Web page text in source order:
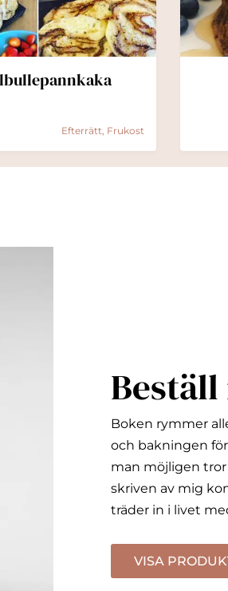
Efterrätt, Frukost
Boken rymmer
och bakningen
man möjligen
skriven av mig
träder in i livet
VISA